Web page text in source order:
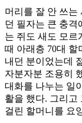
머리를 잘 안 쓰는
던 필자는 큰 충격
는 쥐도 새도 모르
때 아래층 70대 할
내던 분이었는데
자분자분 조용히
대화를 나누는 일
활을 했다. 그리고
걸린 할머니를 요